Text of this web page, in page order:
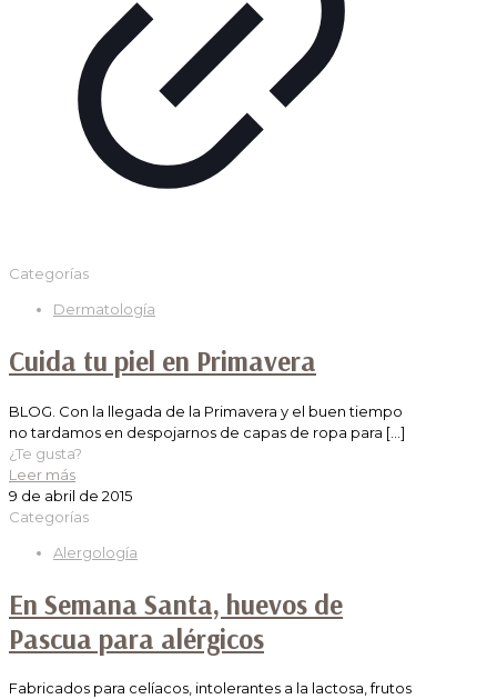
Categorías
Dermatología
Cuida tu piel en Primavera
BLOG. Con la llegada de la Primavera y el buen tiempo
no tardamos en despojarnos de capas de ropa para […]
¿Te gusta?
Leer más
9 de abril de 2015
Categorías
Alergología
En Semana Santa, huevos de
Pascua para alérgicos
Fabricados para celíacos, intolerantes a la lactosa, frutos